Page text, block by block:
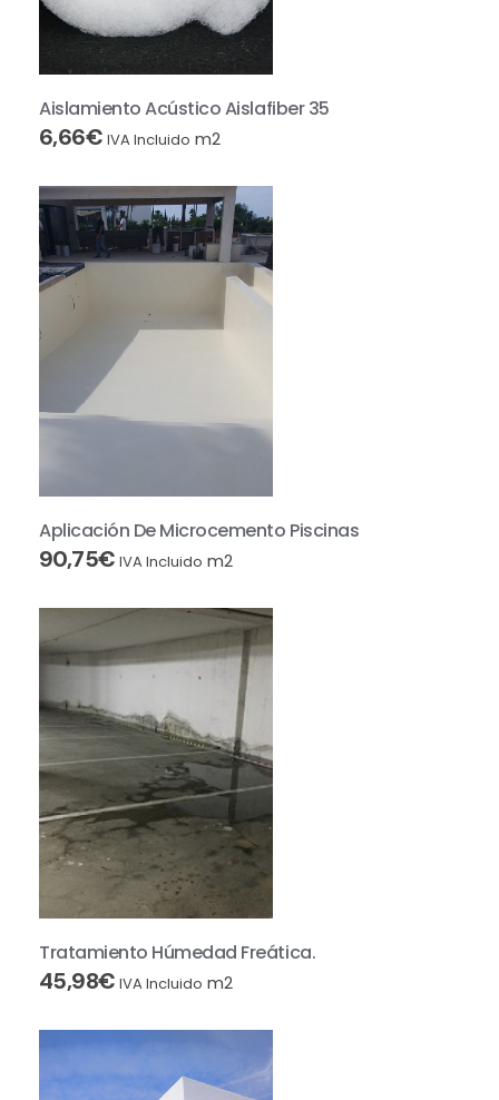
Aislamiento Acústico Aislafiber 35
6,66€ IVA Incluido m2
Aplicación De Microcemento Piscinas
90,75€ IVA Incluido m2
Tratamiento Húmedad Freática.
45,98€ IVA Incluido m2